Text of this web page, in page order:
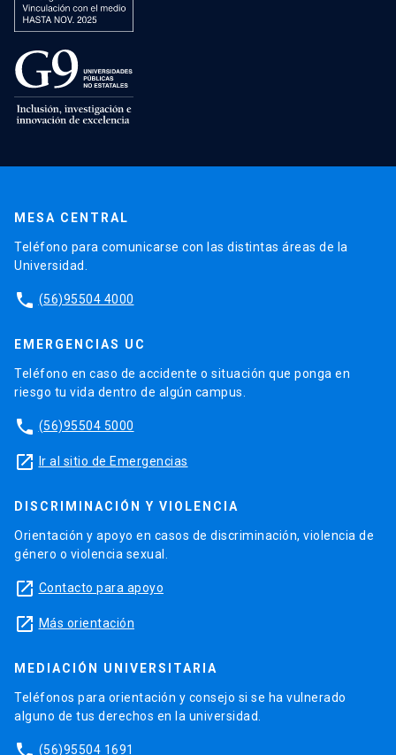
MESA CENTRAL
Teléfono para comunicarse con las distintas áreas de la
Universidad.
phone (56)95504 4000
EMERGENCIAS UC
Teléfono en caso de accidente o situación que ponga en
riesgo tu vida dentro de algún campus.
phone (56)95504 5000
launch Ir al sitio de Emergencias
DISCRIMINACIÓN Y VIOLENCIA
Orientación y apoyo en casos de discriminación, violencia de
género o violencia sexual.
launch Contacto para apoyo
launch Más orientación
MEDIACIÓN UNIVERSITARIA
Teléfonos para orientación y consejo si se ha vulnerado
alguno de tus derechos en la universidad.
(56)95504 1691